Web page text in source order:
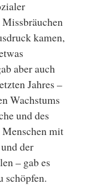
kamen,
aber auch
Jahres –
Wachstums
und des
mit
der
– gab es
schöpfen.